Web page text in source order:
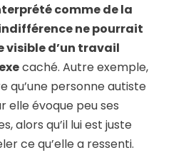
comme de la
ne pourrait
visible d’un travail
caché. Autre exemple,
qu’une personne autiste
elle évoque peu ses
alors qu’il lui est juste
ce qu’elle a ressenti.